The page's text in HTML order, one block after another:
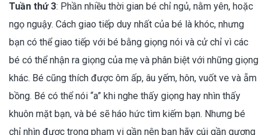
Tuần thứ 3: Phần nhiều thời gian bé chỉ ngủ, nằm yên, hoặc
ngọ nguậy. Cách giao tiếp duy nhất của bé là khóc, nhưng
bạn có thể giao tiếp với bé bằng giọng nói và cử chỉ vì các
bé có thể nhận ra giọng của mẹ và phân biệt với những giọng
khác. Bé cũng thích được ôm ấp, âu yếm, hôn, vuốt ve và ẵm
bồng. Bé có thể nói “a” khi nghe thấy giọng hay nhìn thấy
khuôn mặt bạn, và bé sẽ háo hức tìm kiếm bạn. Nhưng bé
chỉ nhìn được trong phạm vi gần nên bạn hãy cúi gần gương